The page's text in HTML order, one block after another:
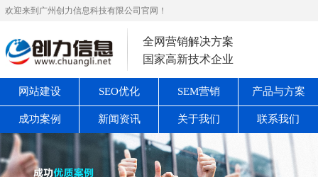
欢迎来到广州创力信息科技有限公司官网！
全网营销解决方案
国家高新技术企业
网站建设 SEO优化 SEM营销 产品与方案
成功案例 新闻资讯 关于我们 联系我们